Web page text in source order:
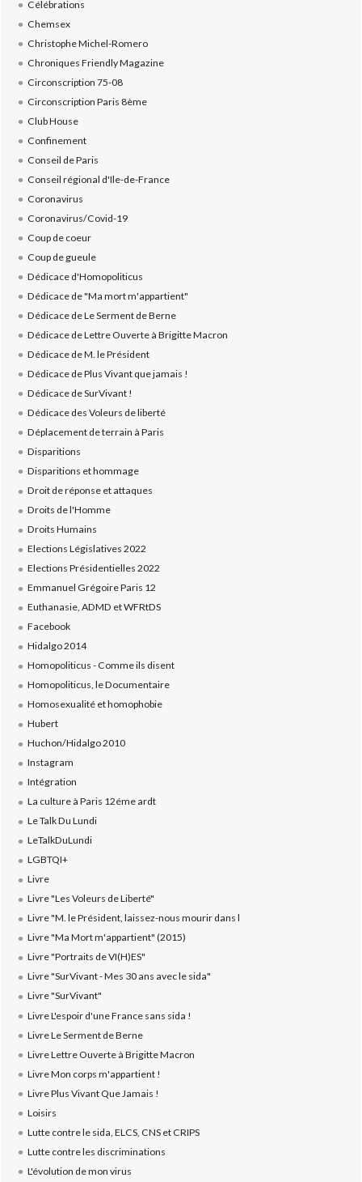
Célébrations
Chemsex
Christophe Michel-Romero
Chroniques Friendly Magazine
Circonscription 75-08
Circonscription Paris 8ème
Club House
Confinement
Conseil de Paris
Conseil régional d'Ile-de-France
Coronavirus
Coronavirus/Covid-19
Coup de coeur
Coup de gueule
Dédicace d'Homopoliticus
Dédicace de "Ma mort m'appartient"
Dédicace de Le Serment de Berne
Dédicace de Lettre Ouverte à Brigitte Macron
Dédicace de M. le Président
Dédicace de Plus Vivant que jamais !
Dédicace de SurVivant !
Dédicace des Voleurs de liberté
Déplacement de terrain à Paris
Disparitions
Disparitions et hommage
Droit de réponse et attaques
Droits de l'Homme
Droits Humains
Elections Législatives 2022
Elections Présidentielles 2022
Emmanuel Grégoire Paris 12
Euthanasie, ADMD et WFRtDS
Facebook
Hidalgo 2014
Homopoliticus - Comme ils disent
Homopoliticus, le Documentaire
Homosexualité et homophobie
Hubert
Huchon/Hidalgo 2010
Instagram
Intégration
La culture à Paris 12éme ardt
Le Talk Du Lundi
LeTalkDuLundi
LGBTQI+
Livre
Livre "Les Voleurs de Liberté"
Livre "M. le Président, laissez-nous mourir dans l
Livre "Ma Mort m'appartient" (2015)
Livre "Portraits de VI(H)ES"
Livre "SurVivant - Mes 30 ans avec le sida"
Livre "SurVivant"
Livre L'espoir d'une France sans sida !
Livre Le Serment de Berne
Livre Lettre Ouverte à Brigitte Macron
Livre Mon corps m'appartient !
Livre Plus Vivant Que Jamais !
Loisirs
Lutte contre le sida, ELCS, CNS et CRIPS
Lutte contre les discriminations
L'évolution de mon virus